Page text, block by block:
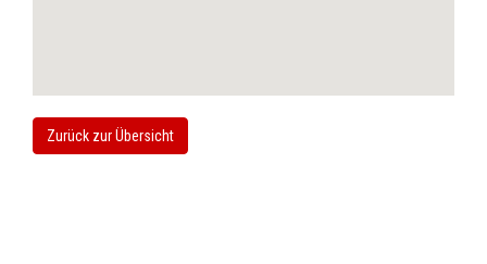
Zurück zur Übersicht